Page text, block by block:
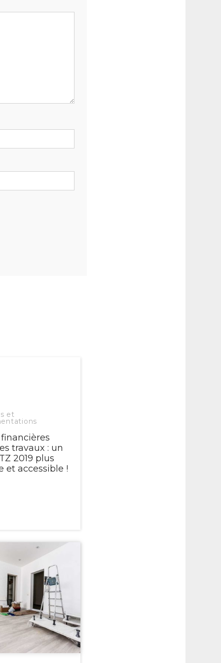
et
travaux : un
2019 plus
et accessible !